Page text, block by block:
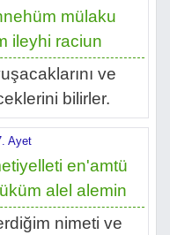
mülaku
ileyhi raciun
ve
bilirler.
Ayet
en'amtü
alel alemin
nimeti ve